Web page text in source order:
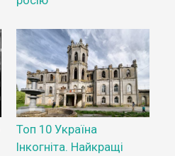
Топ 10 Україна
Інкогніта. Найкращі